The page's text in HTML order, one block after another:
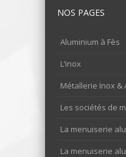
NOS PAGES
Aluminium à Fès
L’inox
Métallerie Inox &
Les sociétés de
La menuiserie
La menuiserie